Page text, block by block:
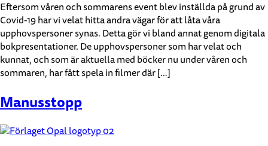
Eftersom våren och sommarens event blev inställda på grund av
Covid-19 har vi velat hitta andra vägar för att låta våra
upphovspersoner synas. Detta gör vi bland annat genom digitala
bokpresentationer. De upphovspersoner som har velat och
kunnat, och som är aktuella med böcker nu under våren och
sommaren, har fått spela in filmer där […]
Manusstopp